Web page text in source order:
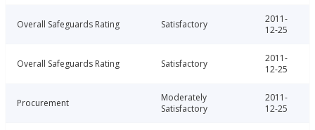
Overall Safeguards Rating Satisfactory
2011-
12-25
Overall Safeguards Rating Satisfactory
2011-
12-25
Procurement
Moderately
Satisfactory
2011-
12-25